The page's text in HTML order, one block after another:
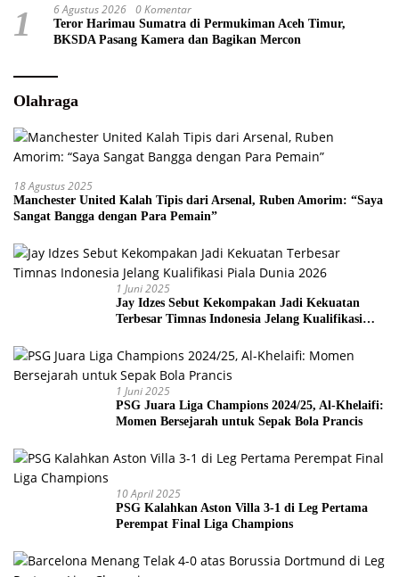
1 6 Agustus 2026 0 Komentar
Teror Harimau Sumatra di Permukiman Aceh Timur,
BKSDA Pasang Kamera dan Bagikan Mercon
Olahraga
18 Agustus 2025
Manchester United Kalah Tipis dari Arsenal, Ruben Amorim: “Saya
Sangat Bangga dengan Para Pemain”
1 Juni 2025
Jay Idzes Sebut Kekompakan Jadi Kekuatan
Terbesar Timnas Indonesia Jelang Kualifikasi
1 Juni 2025
PSG Juara Liga Champions 2024/25, Al-Khelaifi:
Momen Bersejarah untuk Sepak Bola Prancis
10 April 2025
PSG Kalahkan Aston Villa 3-1 di Leg Pertama
Perempat Final Liga Champions